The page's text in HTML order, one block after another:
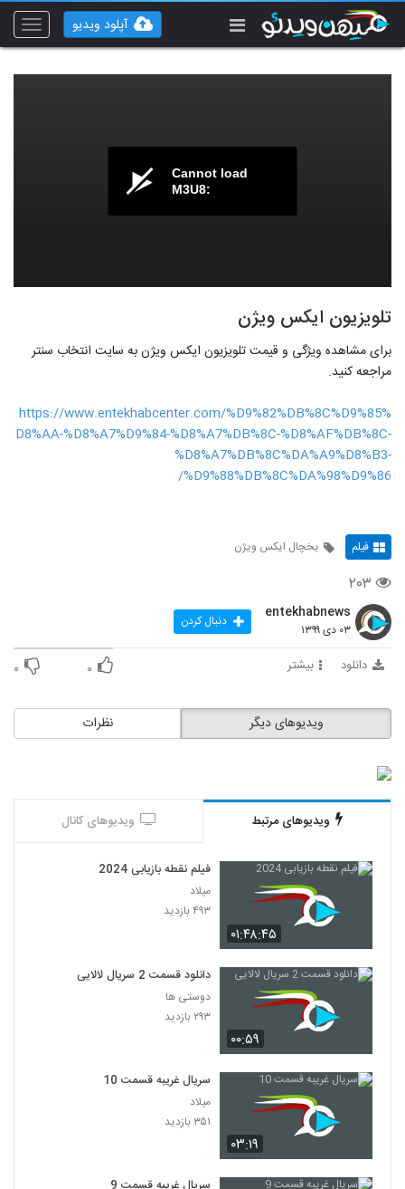
Toggle
آپلود ویدیو
Cannot load
M3U8:
تلویزیون ایکس ویژن
برای مشاهده ویژگی و قیمت تلویزیون ایکس ویژن به سایت انتخاب سنتر
مراجعه کنید.
https://www.entekhabcenter.com/%D9%82%DB%8C%D9%85%
D8%AA-%D8%A7%D9%84-%D8%A7%DB%8C-%D8%AF%DB%8C-
%D8%A7%DB%8C%DA%A9%D8%B3-
%D9%88%DB%8C%DA%98%D9%86/
فیلم یخچال ایکس ویژن
۲۰۳
entekhabnews
۰۳ دی ۱۳۹۹ دنبال کردن
دانلود بیشتر ۰ ۰
نظرات ویدیوهای دیگر
ویدیوهای مرتبط ویدیوهای کانال
۰۱:۴۸:۴۵
فیلم نقطه بازیابی 2024
میلاد
۴۹۳ بازدید
۰۰:۵۹
دانلود قسمت 2 سریال لالایی
دوستی ها
۲۹۳ بازدید
۰۳:۱۹
سریال غریبه قسمت 10
میلاد
۳۵۱ بازدید